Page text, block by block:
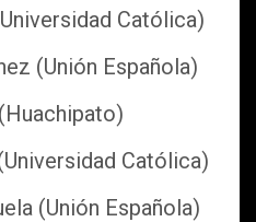
Católica)
(Unión Española)
Católica)
(Unión Española)